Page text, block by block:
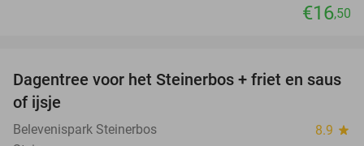
€16,50
37%
Dagentree voor het Steinerbos + friet en saus
of ijsje
Belevenispark Steinerbos 8.9 star